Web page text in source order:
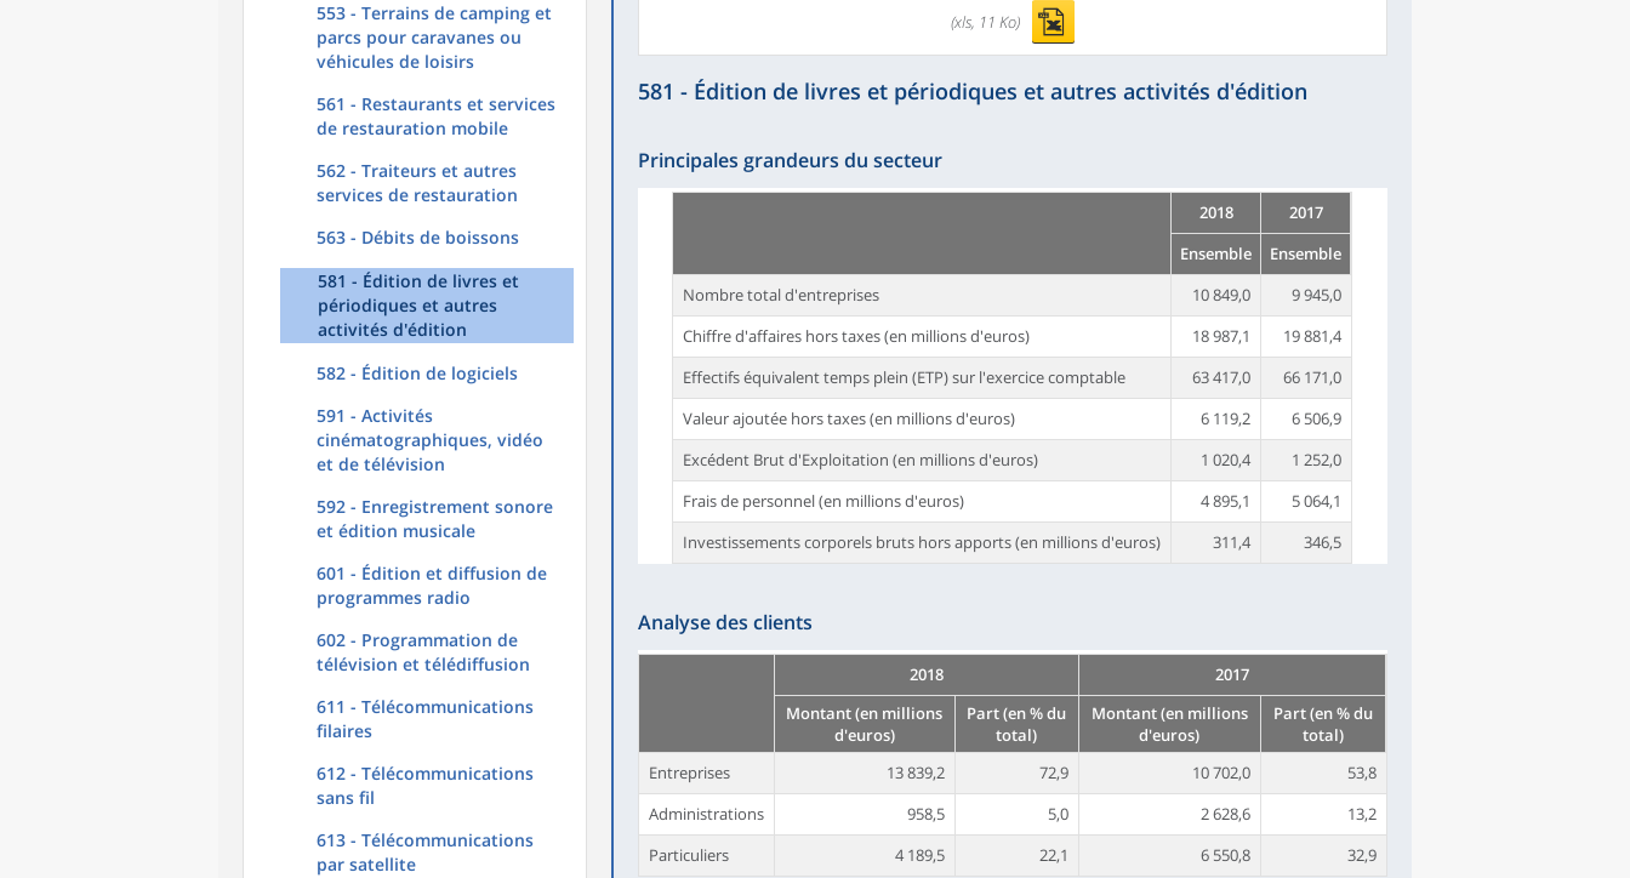
553 - Terrains de camping et
parcs pour caravanes ou
véhicules de loisirs
561 - Restaurants et services
de restauration mobile
562 - Traiteurs et autres
services de restauration
563 - Débits de boissons
581 - Édition de livres et
périodiques et autres
activités d'édition
582 - Édition de logiciels
591 - Activités
cinématographiques, vidéo
et de télévision
592 - Enregistrement sonore
et édition musicale
601 - Édition et diffusion de
programmes radio
602 - Programmation de
télévision et télédiffusion
611 - Télécommunications
filaires
612 - Télécommunications
sans fil
613 - Télécommunications
par satellite
(xls, 11 Ko)
581 - Édition de livres et périodiques et autres activités d'édition
Principales grandeurs du secteur
2018
2017
Ensemble
Ensemble
Nombre total d'entreprises
10 849,0
9 945,0
Chiffre d'affaires hors taxes (en millions d'euros)
18 987,1
19 881,4
Effectifs équivalent temps plein (ETP) sur l'exercice comptable
63 417,0
66 171,0
Valeur ajoutée hors taxes (en millions d'euros)
6 119,2
6 506,9
Excédent Brut d'Exploitation (en millions d'euros)
1 020,4
1 252,0
Frais de personnel (en millions d'euros)
4 895,1
5 064,1
Investissements corporels bruts hors apports (en millions d'euros)
311,4 346,5
Analyse des clients
2018
2017
Montant (en millions
d'euros)
Part (en % du
total)
Montant (en millions
d'euros)
Part (en % du
total)
Entreprises
13 839,2 72,9 10 702,0
53,8
Administrations
958,5 5,0 2 628,6
13,2
Particuliers
4 189,5 22,1 6 550,8 32,9